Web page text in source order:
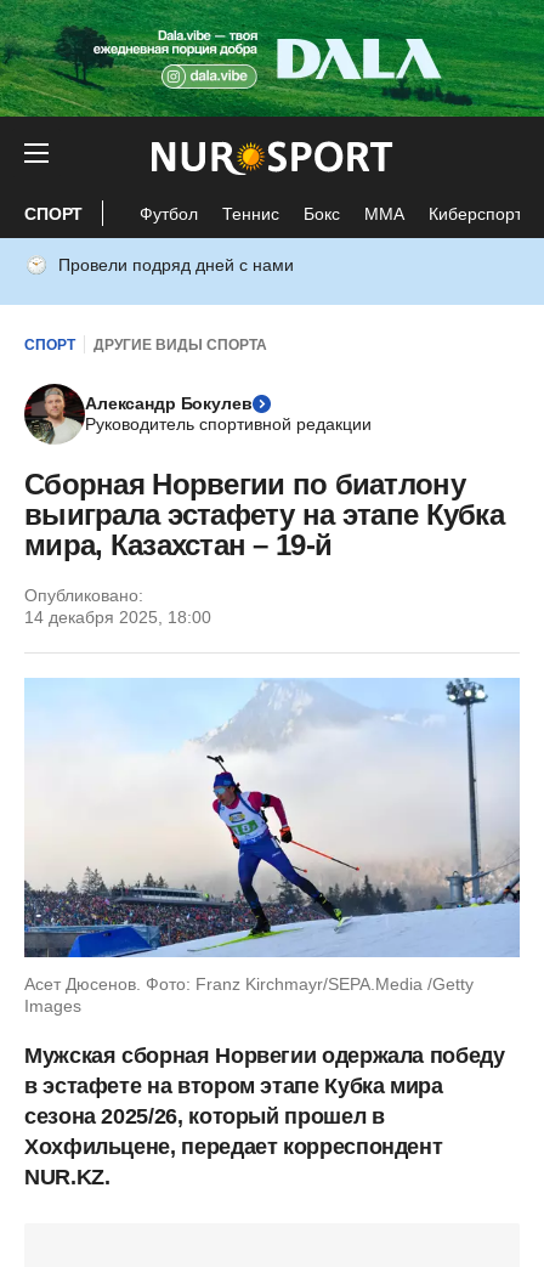
СПОРТ Футбол Теннис Бокс ММА Киберспорт
Провели подряд дней с нами
СПОРТ ДРУГИЕ ВИДЫ СПОРТА
Александр Бокулев
Руководитель спортивной редакции
Сборная Норвегии по биатлону
выиграла эстафету на этапе Кубка
мира, Казахстан – 19-й
Опубликовано:
14 декабря 2025, 18:00
Асет Дюсенов. Фото: Franz Kirchmayr/SEPA.Media /Getty
Images
Мужская сборная Норвегии одержала победу
в эстафете на втором этапе Кубка мира
сезона 2025/26, который прошел в
Хохфильцене, передает корреспондент
NUR.KZ.